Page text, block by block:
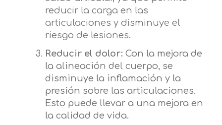
reducir la carga en las
articulaciones y disminuye el
riesgo de lesiones.
Reducir el dolor: Con la mejora de
la alineación del cuerpo, se
disminuye la inflamación y la
presión sobre las articulaciones.
Esto puede llevar a una mejora en
la calidad de vida.